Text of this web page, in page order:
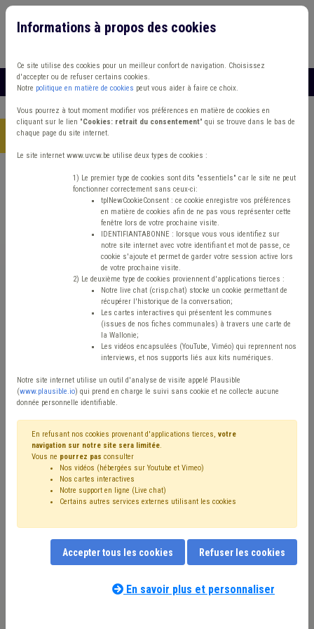
Accueil > Sécurité routière Banque Coronavirus
COVID-19:
informations en
continu
L'Union des Villes et Communes de Wallonie et la
Fédération des CPAS sont plus que jamais à vos
Cette page sera actualisée en continu, suivant l'évolution de la
situation, des décisions prises par les autorités et des questions
que nous recevons et par rapport auxquelles nous aurons des
réponses à relayer.
Diese Seite wird ständig aktualisiert, um die Entwicklung der
Situation, die Entscheidungen der Behörden und die Fragen, die wir
erhalten und auf die wir Antworten haben werden, zu verfolgen.
Recevoir un email quotidien des mises à jour
Je m'abonne
Informations à propos des cookies
Ce site utilise des cookies pour un meilleur confort de navigation. Choisissez
d'accepter ou de refuser certains cookies.
Notre politique en matière de cookies peut vous aider à faire ce choix.
Vous pourrez à tout moment modifier vos préférences en matière de cookies en
cliquant sur le lien "Cookies: retrait du consentement" qui se trouve dans le bas de
chaque page du site internet.
Le site internet www.uvcw.be utilise deux types de cookies :
1) Le premier type de cookies sont dits "essentiels" car le site ne peut
fonctionner correctement sans ceux-ci:
tplNewCookieConsent : ce cookie enregistre vos préférences
en matière de cookies afin de ne pas vous représenter cette
fenêtre lors de votre prochaine visite.
IDENTIFIANTABONNE : lorsque vous vous identifiez sur
notre site internet avec votre identifiant et mot de passe, ce
cookie s'ajoute et permet de garder votre session active lors
de votre prochaine visite.
2) Le deuxième type de cookies proviennent d'applications tierces :
Notre live chat (crisp.chat) stocke un cookie permettant de
récupérer l'historique de la conversation;
Les cartes interactives qui présentent les communes
(issues de nos fiches communales) à travers une carte de
la Wallonie;
Les vidéos encapsulées (YouTube, Viméo) qui reprennent nos
interviews, et nos supports liés aux kits numériques.
Notre site internet utilise un outil d'analyse de visite appelé Plausible
(www.plausible.io) qui prend en charge le suivi sans cookie et ne collecte aucune
donnée personnelle identifiable.
En refusant nos cookies provenant d'applications tierces, votre
navigation sur notre site sera limitée.
Vous ne pourrez pas consulter
Nos vidéos (hébergées sur Youtube et Vimeo)
Nos cartes interactives
Notre support en ligne (Live chat)
Certains autres services externes utilisant les cookies
Accepter tous les cookies Refuser les cookies
En savoir plus et personnaliser